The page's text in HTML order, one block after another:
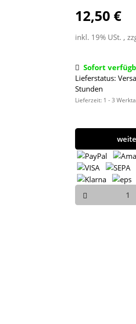
12,50 €
inkl. 19% USt. ,
Sofort
Lieferstatus:
Stunden
Lieferzeit: 1 - 3